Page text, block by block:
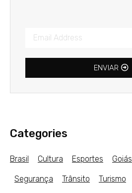
ENVIAR
Categories
Brasil Cultura Esportes Goiás
Segurança Trânsito Turismo